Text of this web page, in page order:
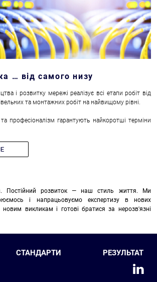
… від самого низу
і розвитку мережі реалізує всі етапи робіт від
та монтажних робіт на найвищому рівні.
професіоналізм гарантують найкоротші терміни
Постійний розвиток — наш стиль життя. Ми
і напрацьовуємо експертизу в нових
новим викликам і готові братися за нерозв'язні
СТАНДАРТИ РЕЗУЛЬТАТ